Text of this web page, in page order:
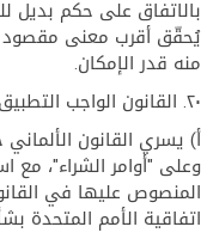
بالاتفاق على حكم بديل
يُحقّق أقرب معنى مقصود
منه قدر الإمكان.
٢٠. القانون الواجب التطبيق والاختصاص القضائي
أ) يسري القانون
وعلى "أوامر الشراء"، مع
المنصوص عليها في
اتفاقية الأمم المتحدة